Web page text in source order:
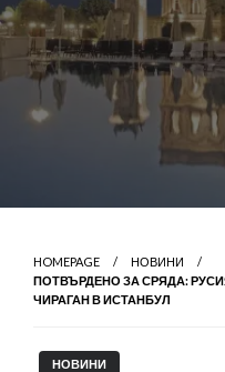
HOMEPAGE
НОВИНИ
ПОТВЪРДЕНО ЗА СРЯДА:
ЧИРАГАН В ИСТАНБУЛ
НОВИНИ